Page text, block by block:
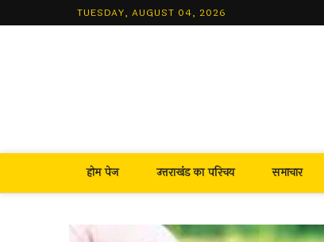
to
TUESDAY, AUGUST 04, 2026
होम पेज उत्तराखंड का परिचय समाचार